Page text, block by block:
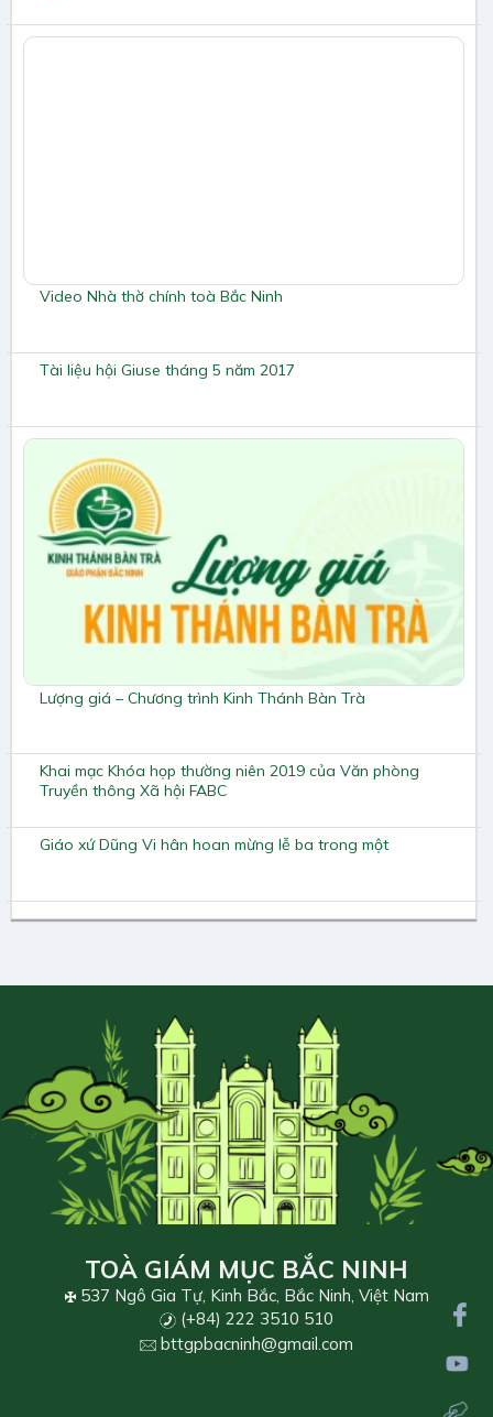
Video Nhà thờ chính toà Bắc Ninh
Tài liệu hội Giuse tháng 5 năm 2017
Lượng giá – Chương trình Kinh Thánh Bàn Trà
Khai mạc Khóa họp thường niên 2019 của Văn phòng
Truyền thông Xã hội FABC
Giáo xứ Dũng Vi hân hoan mừng lễ ba trong một
TOÀ GIÁM MỤC BẮC NINH
537 Ngô Gia Tự, Kinh Bắc, Bắc Ninh, Việt Nam
(+84) 222 3510 510
bttgpbacninh@gmail.com